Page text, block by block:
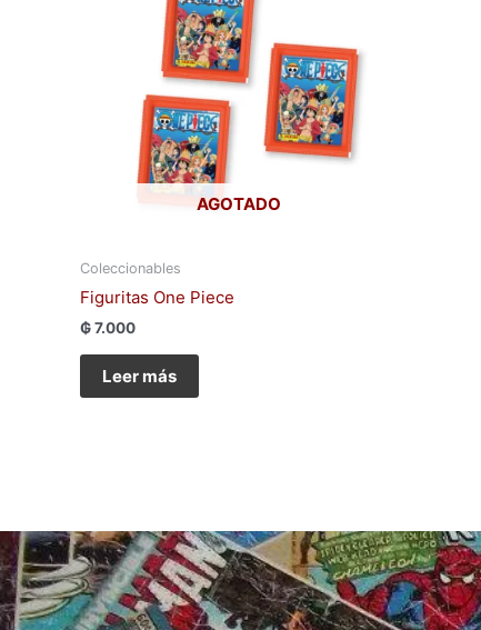
AGOTADO
Coleccionables
Figuritas One Piece
₲7.000
Leer más